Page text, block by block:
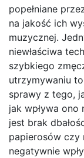
popełniane
na jakość ich
muzycznej.
niewłaściwa
szybkiego
utrzymywaniu
sprawy z tego,
jak wpływa ono
jest brak
papierosów czy
negatywnie